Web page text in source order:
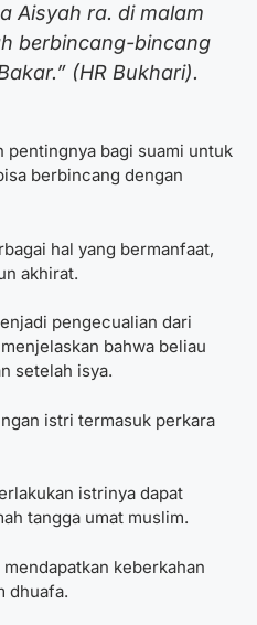
Aisyah ra. di malam
berbincang-bincang
(HR Bukhari).
pentingnya bagi suami untuk
berbincang dengan
hal yang bermanfaat,
akhirat.
pengecualian dari
bahwa beliau
setelah isya.
istri termasuk perkara
istrinya dapat
tangga umat muslim.
keberkahan
dhuafa.